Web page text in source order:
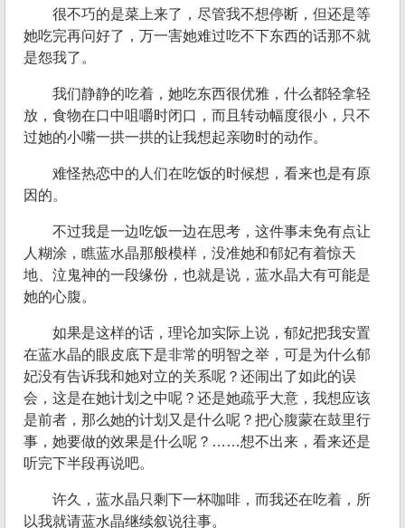
很不巧的是菜上来了，尽管我不想停断，但还是等
她吃完再问好了，万一害她难过吃不下东西的话那不就
是怨我了。
我们静静的吃着，她吃东西很优雅，什么都轻拿轻
放，食物在口中咀嚼时闭口，而且转动幅度很小，只不
过她的小嘴一拱一拱的让我想起亲吻时的动作。
难怪热恋中的人们在吃饭的时候想，看来也是有原
因的。
不过我是一边吃饭一边在思考，这件事未免有点让
人糊涂，瞧蓝水晶那般模样，没准她和郁妃有着惊天
地、泣鬼神的一段缘份，也就是说，蓝水晶大有可能是
她的心腹。
如果是这样的话，理论加实际上说，郁妃把我安置
在蓝水晶的眼皮底下是非常的明智之举，可是为什么郁
妃没有告诉我和她对立的关系呢？还闹出了如此的误
会，这是在她计划之中呢？还是她疏乎大意，我想应该
是前者，那么她的计划又是什么呢？把心腹蒙在鼓里行
事，她要做的效果是什么呢？……想不出来，看来还是
听完下半段再说吧。
许久，蓝水晶只剩下一杯咖啡，而我还在吃着，所
以我就请蓝水晶继续叙说往事。